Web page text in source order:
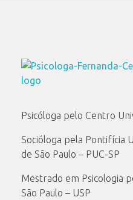
Psicóloga pelo Centro
Socióloga pela Pontifícia
de São Paulo – PUC-SP
Mestrado em Psicologia
São Paulo – USP